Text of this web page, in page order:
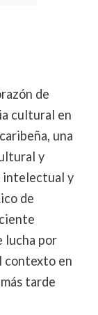
de
cultural en
una
y
intelectual y
de
lucha por
contexto en
tarde